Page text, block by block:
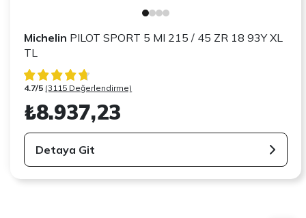
Michelin PILOT SPORT 5 MI 215 / 45 ZR 18 93Y XL
TL
4.7/5 (3115 Değerlendirme)
₺8.937,23
Detaya Git